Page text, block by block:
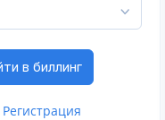
Регистрация